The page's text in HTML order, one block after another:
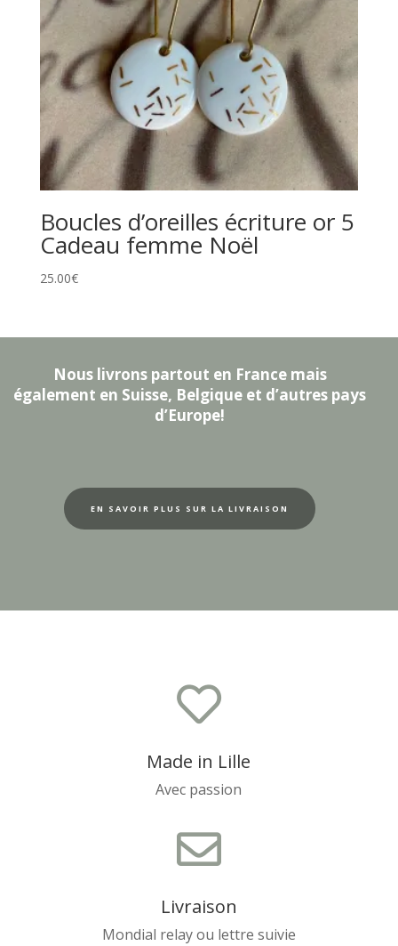
Boucles d’oreilles écriture or 5
Cadeau femme Noël
25.00€
Nous livrons partout en France mais
également en Suisse, Belgique et d’autres pays
d’Europe!
EN SAVOIR PLUS SUR LA LIVRAISON

Made in Lille
Avec passion

Livraison
Mondial relay ou lettre suivie